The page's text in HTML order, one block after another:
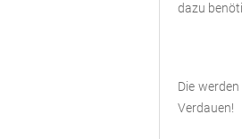
dazu
Die
Verdauen!